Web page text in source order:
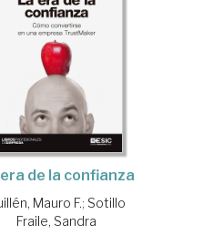
era de la confianza
Mauro F.; Sotillo
Fraile, Sandra